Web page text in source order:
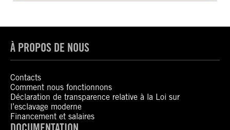
À PROPOS DE NOUS
Contacts
Comment nous fonctionnons
Déclaration de transparence relative à la Loi sur
l’esclavage moderne
Financement et salaires